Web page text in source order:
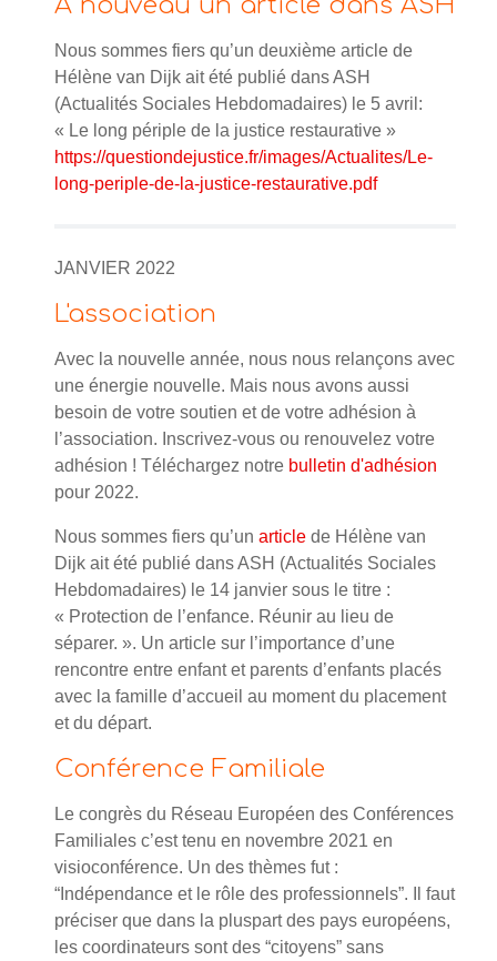
Nous sommes fiers qu’un deuxième article de
Hélène van Dijk ait été publié dans ASH
(Actualités Sociales Hebdomadaires) le 5 avril:
« Le long périple de la justice restaurative »
https://questiondejustice.fr/images/Actualites/Le-
long-periple-de-la-justice-restaurative.pdf
JANVIER 2022
L'association
Avec la nouvelle année, nous nous relançons avec
une énergie nouvelle. Mais nous avons aussi
besoin de votre soutien et de votre adhésion à
l’association. Inscrivez-vous ou renouvelez votre
adhésion ! Téléchargez notre bulletin d'adhésion
pour 2022.
Nous sommes fiers qu’un article de Hélène van
Dijk ait été publié dans ASH (Actualités Sociales
Hebdomadaires) le 14 janvier sous le titre :
« Protection de l’enfance. Réunir au lieu de
séparer. ». Un article sur l’importance d’une
rencontre entre enfant et parents d’enfants placés
avec la famille d’accueil au moment du placement
et du départ.
Conférence Familiale
Le congrès du Réseau Européen des Conférences
Familiales c’est tenu en novembre 2021 en
visioconférence. Un des thèmes fut :
“Indépendance et le rôle des professionnels”. Il faut
préciser que dans la pluspart des pays européens,
les coordinateurs sont des “citoyens” sans